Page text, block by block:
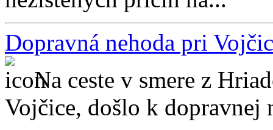
Dopravná nehoda pri
Na ceste v smere z
Vojčice, došlo k dopravnej